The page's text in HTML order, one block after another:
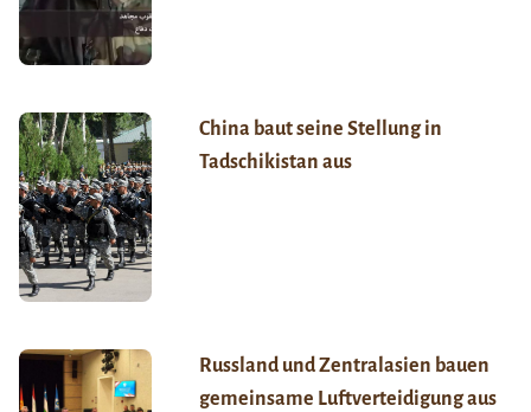
China baut seine Stellung in
Tadschikistan aus
Russland und Zentralasien bauen
gemeinsame Luftverteidigung aus